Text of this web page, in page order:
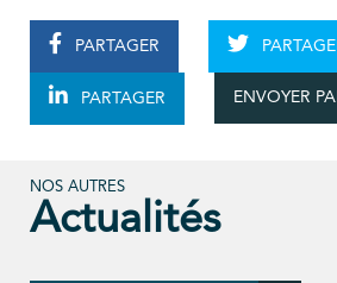
PARTAGER
PARTAGER ENVOYER
NOS AUTRES
Actualités